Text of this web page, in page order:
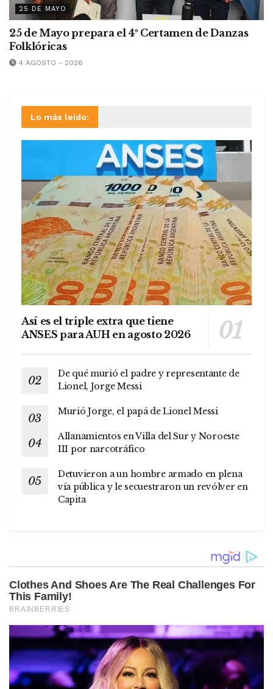
25 DE MAYO
25 de Mayo prepara el 4º Certamen de Danzas
Folklóricas
4 AGOSTO - 2026
Lo más leído:
Así es el triple extra que tiene
ANSES para AUH en agosto 2026
De qué murió el padre y representante de
Lionel, Jorge Messi
Murió Jorge, el papá de Lionel Messi
Allanamientos en Villa del Sur y Noroeste
III por narcotráfico
Detuvieron a un hombre armado en plena
vía pública y le secuestraron un revólver en
Capita